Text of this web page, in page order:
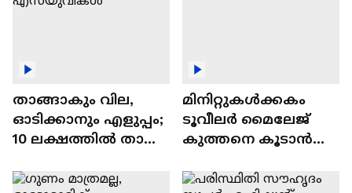
താങ്ങാകും വില,
ഓടിക്കാനും എളുപ്പം;
10 ലക്ഷത്തിൽ താഴെ
ഓട്ടോമാറ്റിക്ക്
മിനിറ്റുകൾക്കകം
ടൂവീലർ മൈലേജ്
കുത്തനെ കൂടാൻ